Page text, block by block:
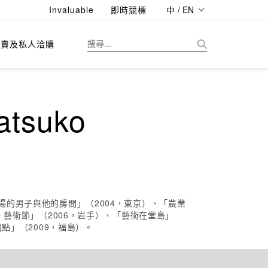
Invaluable 即時競標 中 / EN
及私人洽購
的男子與他的房間」（2004，東京）、「農業
術節」（2006，岩手）、「藝術在堂島」
」（2009，福島）。